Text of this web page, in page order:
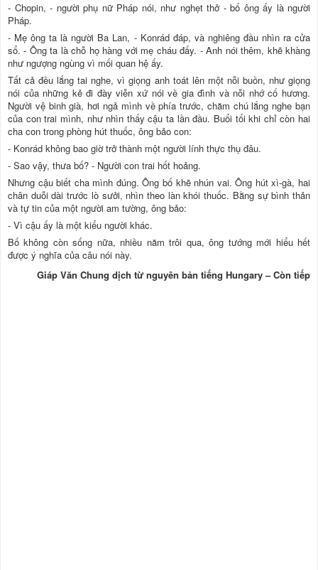
- Chopin, - người phụ nữ Pháp nói, như nghẹt thở - bố ông ấy là người
Pháp.
- Mẹ ông ta là người Ba Lan, - Konrád đáp, và nghiêng đầu nhìn ra cửa
sổ. - Ông ta là chỗ họ hàng với mẹ cháu đấy. - Anh nói thêm, khẽ khàng
như ngượng ngùng vì mối quan hệ ấy.
Tất cả đều lắng tai nghe, vì giọng anh toát lên một nỗi buồn, như giọng
nói của những kẻ đi đày viễn xứ nói về gia đình và nỗi nhớ cố hương.
Người vệ binh già, hơi ngả mình về phía trước, chăm chú lắng nghe bạn
của con trai mình, như nhìn thấy cậu ta lần đầu. Buổi tối khi chỉ còn hai
cha con trong phòng hút thuốc, ông bảo con:
- Konrád không bao giờ trở thành một người lính thực thụ đâu.
- Sao vậy, thưa bố? - Người con trai hốt hoảng.
Nhưng cậu biết cha mình đúng. Ông bố khẽ nhún vai. Ông hút xì-gà, hai
chân duỗi dài trước lò sưởi, nhìn theo làn khói thuốc. Bằng sự bình thản
và tự tin của một người am tường, ông bảo:
- Vì cậu ấy là một kiểu người khác.
Bố không còn sống nữa, nhiều năm trôi qua, ông tướng mới hiểu hết
được ý nghĩa của câu nói này.
Giáp Văn Chung dịch từ nguyên bản tiếng Hungary – Còn tiếp